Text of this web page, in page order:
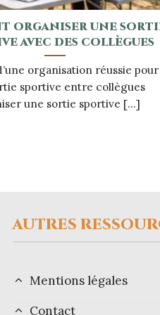
organiser une
avec des collègues
organisation réussie pour
sportive entre collègues
une sortie sportive [...]
AUTRES
Mentions légales
Contact